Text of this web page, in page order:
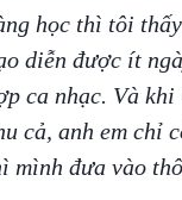
học thì tôi
diễn được ít
ca nhạc. Và
cả, anh em chỉ
mình đưa vào